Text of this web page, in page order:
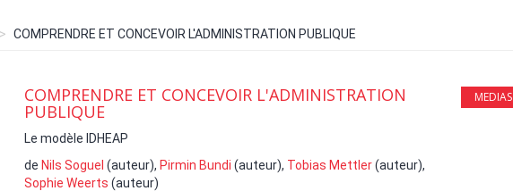
COMPRENDRE ET CONCEVOIR L'ADMINISTRATION PUBLIQUE
COMPRENDRE ET CONCEVOIR L'ADMINISTRATION
PUBLIQUE
Le modèle IDHEAP
de Nils Soguel (auteur), Pirmin Bundi (auteur), Tobias Mettler(auteur),
Sophie Weerts (auteur)
MEDIAS